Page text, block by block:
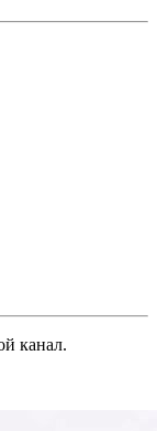
канал.